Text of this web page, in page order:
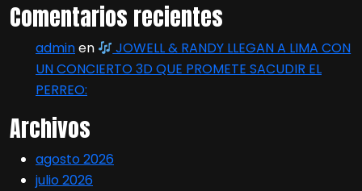
Comentarios recientes
adminen
JOWELL & RANDY LLEGAN A LIMA CON
UN CONCIERTO 3D QUE PROMETE SACUDIR EL
PERREO:
Archivos
agosto 2026
julio 2026